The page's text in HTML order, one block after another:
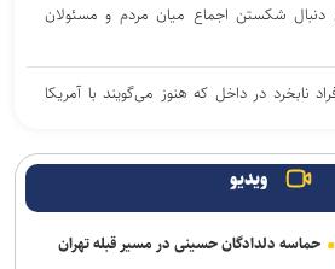
دنبال شکستن اجماع میان مردم و مسئولان
نابخرد در داخل که هنوز می‌گویند با آمریکا
راهبردی مواجه شده است/خدمت به مردم و
ویدیو
حماسه دلدادگان حسینی در مسیر قبله تهران